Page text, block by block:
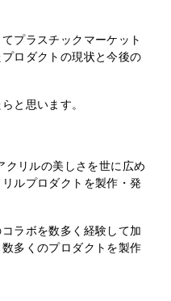
プラスチックマーケット
ロダクトの現状と今後の
と思います。
リルの美しさを世に広め
ルプロダクトを製作・発
ラボを数多く経験して加
多くのプロダクトを製作